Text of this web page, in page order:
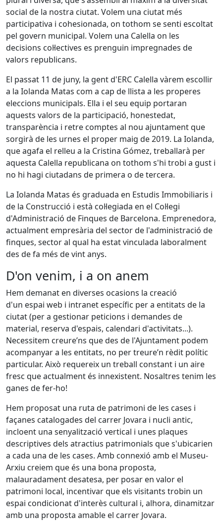
social de la nostra ciutat. Volem una ciutat més
participativa i cohesionada, on tothom se senti escoltat
pel govern municipal. Volem una Calella on les
decisions col·lectives es prenguin impregnades de
valors republicans.
El passat 11 de juny, la gent d'ERC Calella vàrem escollir
a la Iolanda Matas com a cap de llista a les properes
eleccions municipals. Ella i el seu equip portaran
aquests valors de la participació, honestedat,
transparència i retre comptes al nou ajuntament que
sorgirà de les urnes el proper maig de 2019. La Iolanda,
que agafa el relleu a la Cristina Gómez, treballarà per
aquesta Calella republicana on tothom s'hi trobi a gust i
no hi hagi ciutadans de primera o de tercera.
La Iolanda Matas és graduada en Estudis Immobiliaris i
de la Construcció i està col·legiada en el Col·legi
d'Administració de Finques de Barcelona. Emprenedora,
actualment empresària del sector de l'administració de
finques, sector al qual ha estat vinculada laboralment
des de fa més de vint anys.
D'on venim, i a on anem
Hem demanat en diverses ocasions la creació
d'un espai web i intranet específic per a entitats de la
ciutat (per a gestionar peticions i demandes de
material, reserva d'espais, calendari d'activitats...).
Necessitem creure’ns que des de l'Ajuntament podem
acompanyar a les entitats, no per treure’n rèdit polític
particular. Això requereix un treball constant i un aire
fresc que actualment és innexistent. Nosaltres tenim les
ganes de fer-ho!
Hem proposat una ruta de patrimoni de les cases i
façanes catalogades del carrer Jovara i nucli antic,
incloent una senyalització vertical i unes plaques
descriptives dels atractius patrimonials que s'ubicarien
a cada una de les cases. Amb connexió amb el Museu-
Arxiu creiem que és una bona proposta,
malauradament desatesa, per posar en valor el
patrimoni local, incentivar que els visitants trobin un
espai condicionat d'interès cultural i, alhora, dinamitzar
amb una proposta amable el carrer Jovara.